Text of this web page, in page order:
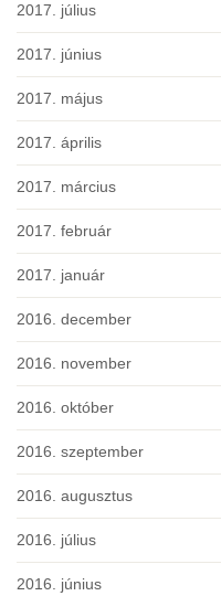
2017. július
2017. június
2017. május
2017. április
2017. március
2017. február
2017. január
2016. december
2016. november
2016. október
2016. szeptember
2016. augusztus
2016. július
2016. június